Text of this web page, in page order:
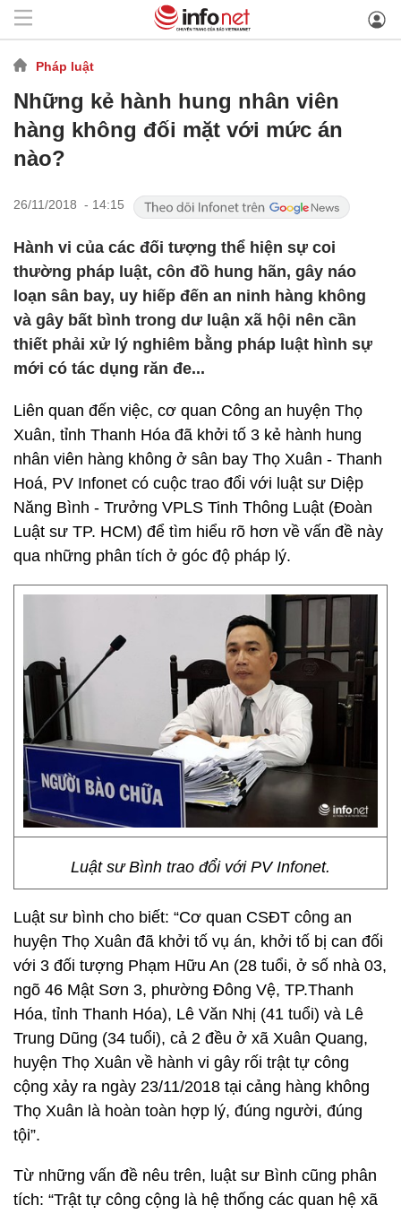
Pháp luật
Những kẻ hành hung nhân viên
hàng không đối mặt với mức án
nào?
26/11/2018 - 14:15
Hành vi của các đối tượng thể hiện sự coi
thường pháp luật, côn đồ hung hãn, gây náo
loạn sân bay, uy hiếp đến an ninh hàng không
và gây bất bình trong dư luận xã hội nên cần
thiết phải xử lý nghiêm bằng pháp luật hình sự
mới có tác dụng răn đe...
Liên quan đến việc, cơ quan Công an huyện Thọ
Xuân, tỉnh Thanh Hóa đã khởi tố 3 kẻ hành hung
nhân viên hàng không ở sân bay Thọ Xuân - Thanh
Hoá, PV Infonet có cuộc trao đổi với luật sư Diệp
Năng Bình - Trưởng VPLS Tinh Thông Luật (Đoàn
Luật sư TP. HCM) để tìm hiểu rõ hơn về vấn đề này
qua những phân tích ở góc độ pháp lý.
Luật sư Bình trao đổi với PV Infonet.
Luật sư bình cho biết: “Cơ quan CSĐT công an
huyện Thọ Xuân đã khởi tố vụ án, khởi tố bị can đối
với 3 đối tượng Phạm Hữu An (28 tuổi, ở số nhà 03,
ngõ 46 Mật Sơn 3, phường Đông Vệ, TP.Thanh
Hóa, tỉnh Thanh Hóa), Lê Văn Nhị (41 tuổi) và Lê
Trung Dũng (34 tuổi), cả 2 đều ở xã Xuân Quang,
huyện Thọ Xuân về hành vi gây rối trật tự công
cộng xảy ra ngày 23/11/2018 tại cảng hàng không
Thọ Xuân là hoàn toàn hợp lý, đúng người, đúng
tội”.
Từ những vấn đề nêu trên, luật sư Bình cũng phân
tích: “Trật tự công cộng là hệ thống các quan hệ xã